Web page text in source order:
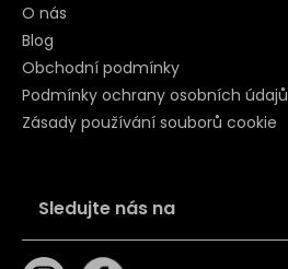
O nás
Blog
Obchodní podmínky
Podmínky ochrany osobních údajů
Zásady používání souborů cookie
Sledujte nás na